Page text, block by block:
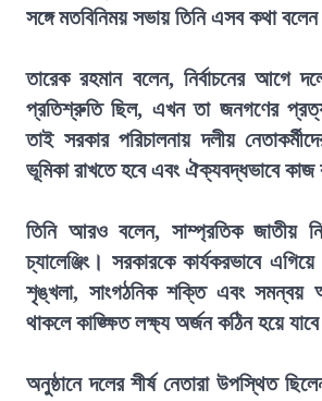
সঙ্গে মতবিনিময় সভায় তিনি এসব কথা
তারেক রহমান বলেন, নির্বাচনের আগে
প্রতিশ্রুতি ছিল, এখন তা জনগণের
তাই সরকার পরিচালনায় দলীয়
ভূমিকা রাখতে হবে এবং ঐক্যবদ্ধভাবে
তিনি আরও বলেন, সাম্প্রতিক জাতীয়
চ্যালেঞ্জিং। সরকারকে কার্যকরভাবে
শৃঙ্খলা, সাংগঠনিক শক্তি এবং সমন্বয়
থাকলে কাঙ্ক্ষিত লক্ষ্য অর্জন কঠিন হয়ে
অনুষ্ঠানে দলের শীর্ষ নেতারা উপস্থিত